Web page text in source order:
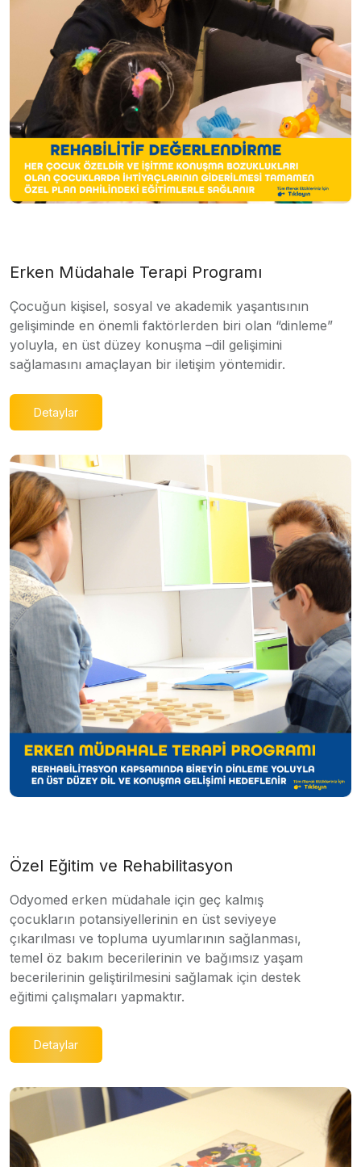
Erken Müdahale Terapi Programı
Çocuğun kişisel, sosyal ve akademik yaşantısının
gelişiminde en önemli faktörlerden biri olan “dinleme”
yoluyla, en üst düzey konuşma –dil gelişimini
sağlamasını amaçlayan bir iletişim yöntemidir.
Detaylar
Özel Eğitim ve Rehabilitasyon
Odyomed erken müdahale için geç kalmış
çocukların potansiyellerinin en üst seviyeye
çıkarılması ve topluma uyumlarının sağlanması,
temel öz bakım becerilerinin ve bağımsız yaşam
becerilerinin geliştirilmesini sağlamak için destek
eğitimi çalışmaları yapmaktır.
Detaylar